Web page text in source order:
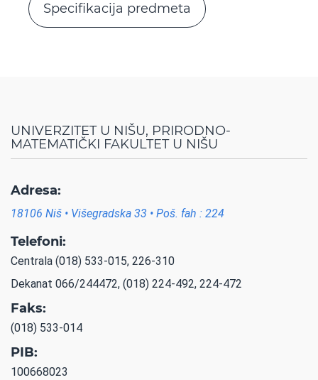
Specifikacija predmeta
UNIVERZITET U NIŠU, PRIRODNO-
MATEMATIČKI FAKULTET U NIŠU
Adresa:
18106 Niš • Višegradska 33 • Poš. fah : 224
Telefoni:
Centrala (018) 533-015, 226-310
Dekanat 066/244472, (018) 224-492, 224-472
Faks:
(018) 533-014
PIB:
100668023